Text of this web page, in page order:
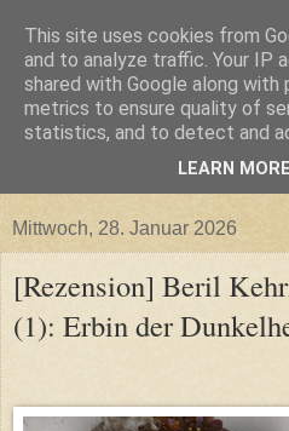
Mittwoch, 28. Januar 2026
[Rezension] Beril
(1): Erbin der
This site uses cookies from
and to analyze traffic. Your IP
shared with Google along
metrics to ensure quality of
statistics, and to detect and
LEARN MORE